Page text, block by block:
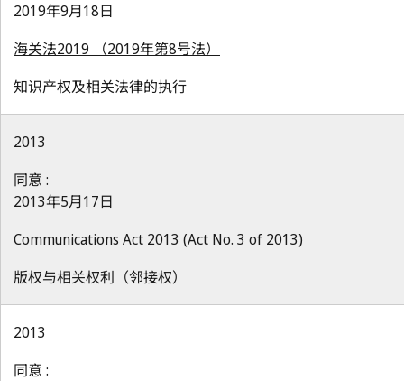
2019年9月18日
海关法2019 （2019年第8号法）
知识产权及相关法律的执行
2013
同意 :
2013年5月17日
Communications Act 2013 (Act No. 3 of 2013)
版权与相关权利（邻接权）
2013
同意 :